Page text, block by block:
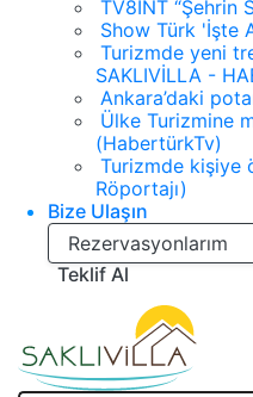
TV8INT “Şehrin
Show Türk 'İşte
Turizmde yeni
SAKLIVİLLA -
Ankara’daki
Ülke Turizmine
(HabertürkTv)
Turizmde kişiye
Röportajı)
Bize Ulaşın
Rezervasyonlarım
Teklif Al